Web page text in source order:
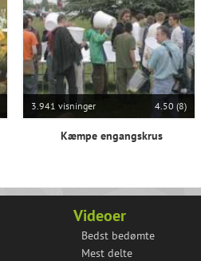
3.941 visninger 4.50 (8)
Kæmpe engangskrus
Videoer
Bedst bedømte
Mest delte